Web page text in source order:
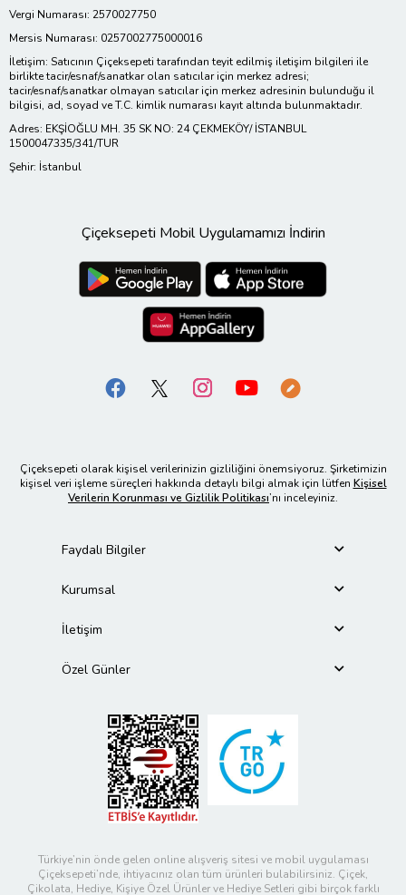
Vergi Numarası: 2570027750
Mersis Numarası: 0257002775000016
İletişim: Satıcının Çiçeksepeti tarafından teyit edilmiş iletişim bilgileri ile
birlikte tacir/esnaf/sanatkar olan satıcılar için merkez adresi;
tacir/esnaf/sanatkar olmayan satıcılar için merkez adresinin bulunduğu il
bilgisi, ad, soyad ve T.C. kimlik numarası kayıt altında bulunmaktadır.
Adres: EKŞİOĞLU MH. 35 SK NO: 24 ÇEKMEKÖY/ İSTANBUL
1500047335/341/TUR
Şehir: İstanbul
Çiçeksepeti Mobil Uygulamamızı İndirin
Çiçeksepeti olarak kişisel verilerinizin gizliliğini önemsiyoruz. Şirketimizin
kişisel veri işleme süreçleri hakkında detaylı bilgi almak için lütfen Kişisel
Verilerin Korunması ve Gizlilik Politikası’nı inceleyiniz.
Faydalı Bilgiler
Kurumsal
İletişim
Özel Günler
Türkiye’nin önde gelen online alışveriş sitesi ve mobil uygulaması
Çiçeksepeti’nde, ihtiyacınız olan tüm ürünleri bulabilirsiniz. Çiçek,
Çikolata, Hediye, Kişiye Özel Ürünler ve Hediye Setleri gibi birçok farklı